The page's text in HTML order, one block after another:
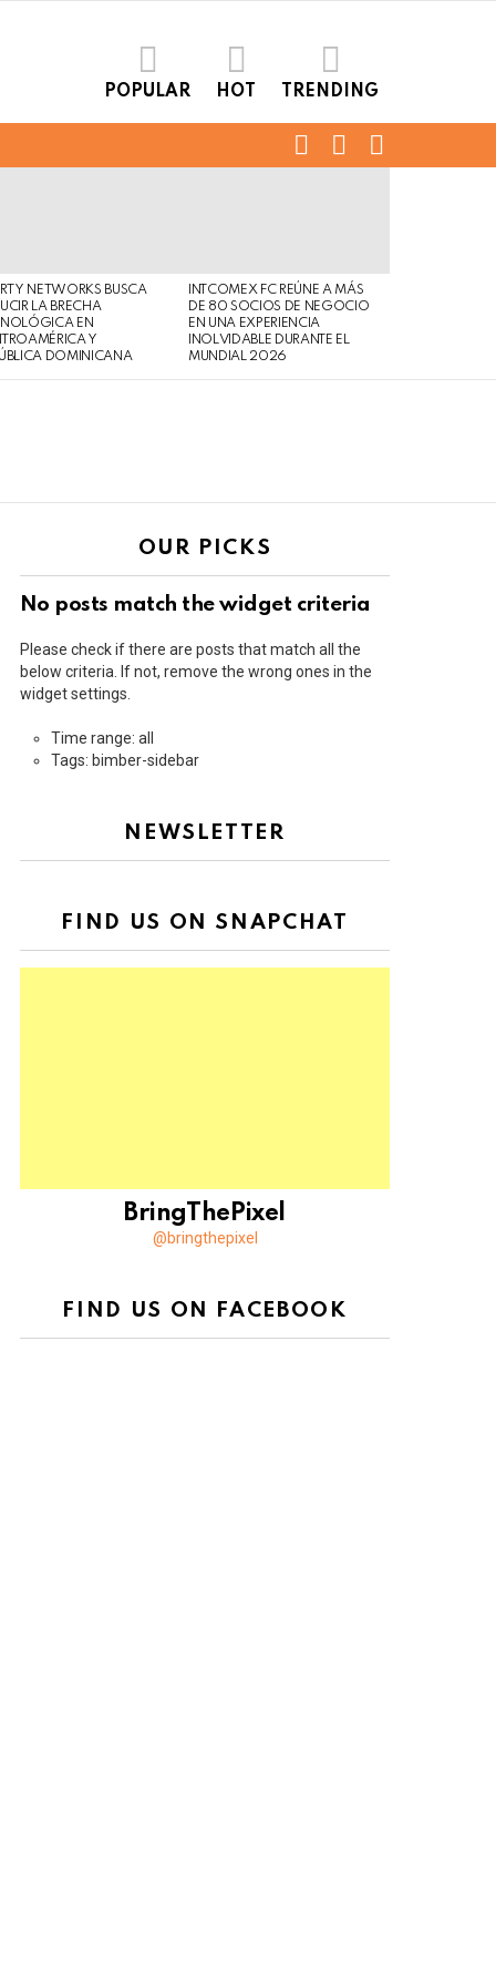
POPULAR HOT TRENDING
FOLLOWSEARCH
NETWORKS BUSCA
LA BRECHA
EN
Y
DOMINICANA
INTCOMEX FC REÚNE A MÁS
DE 80 SOCIOS DE NEGOCIO
EN UNA EXPERIENCIA
INOLVIDABLE DURANTE EL
MUNDIAL 2026
OUR PICKS
No posts match the widget criteria
Please check if there are posts that match all the
below criteria. If not, remove the wrong ones in the
widget settings.
Time range: all
Tags: bimber-sidebar
NEWSLETTER
FIND US ON SNAPCHAT
BringThePixel
@bringthepixel
FIND US ON FACEBOOK